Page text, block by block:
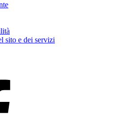
sito e dei servizi